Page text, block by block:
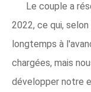
Le couple a
2022, ce qui,
longtemps à
chargées, mais
développer notre